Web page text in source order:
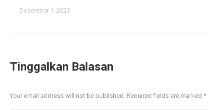
Desember 1, 2023
Tinggalkan Balasan
Your email address will not be published. Required fields are marked *